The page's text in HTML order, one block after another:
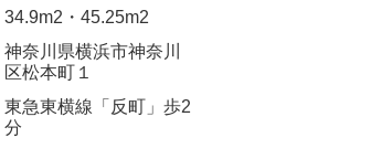
34.9m2 ・45.25m2
神奈川県横浜市神奈川
区松本町１
東急東横線「反町」歩2
分